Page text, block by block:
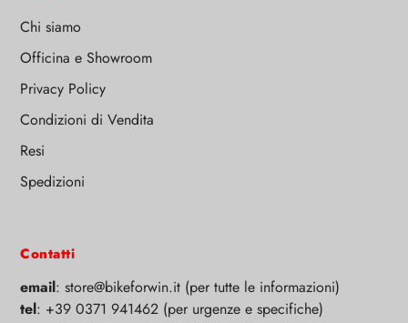
Chi siamo
Officina e Showroom
Privacy Policy
Condizioni di Vendita
Resi
Spedizioni
Contatti
email: store@bikeforwin.it (per tutte le informazioni)
tel: +39 0371 941462 (per urgenze e specifiche)